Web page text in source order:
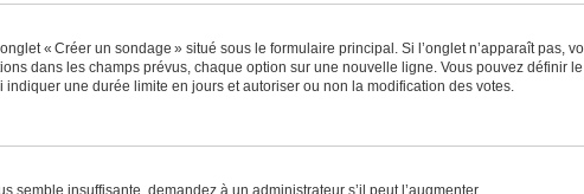
« Créer un sondage » situé sous le formulaire principal. Si l’onglet n’apparaît pas,
dans les champs prévus, chaque option sur une nouvelle ligne. Vous pouvez définir
une durée limite en jours et autoriser ou non la modification des votes.
semble insuffisante, demandez à un administrateur s’il peut l’augmenter.